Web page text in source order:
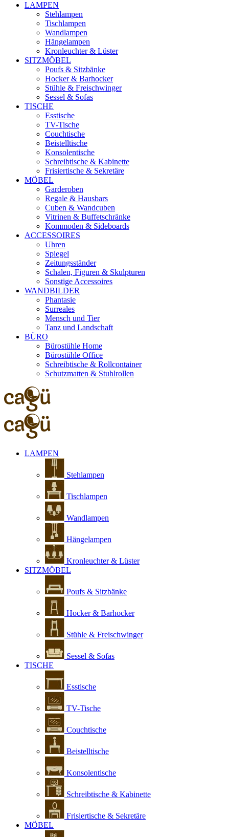
LAMPEN
Stehlampen
Tischlampen
Wandlampen
Hängelampen
Kronleuchter & Lüster
SITZMÖBEL
Poufs & Sitzbänke
Hocker & Barhocker
Stühle & Freischwinger
Sessel & Sofas
TISCHE
Esstische
TV-Tische
Couchtische
Beistelltische
Konsolentische
Schreibtische & Kabinette
Frisiertische & Sekretäre
MÖBEL
Garderoben
Regale & Hausbars
Cuben & Wandcuben
Vitrinen & Buffetschränke
Kommoden & Sideboards
ACCESSOIRES
Uhren
Spiegel
Zeitungsständer
Schalen, Figuren & Skulpturen
Sonstige Accessoires
WANDBILDER
Phantasie
Surreales
Mensch und Tier
Tanz und Landschaft
BÜRO
Bürostühle Home
Bürostühle Office
Schreibtische & Rollcontainer
Schutzmatten & Stuhlrollen
LAMPEN
Stehlampen
Tischlampen
Wandlampen
Hängelampen
Kronleuchter & Lüster
SITZMÖBEL
Poufs & Sitzbänke
Hocker & Barhocker
Stühle & Freischwinger
Sessel & Sofas
TISCHE
Esstische
TV-Tische
Couchtische
Beistelltische
Konsolentische
Schreibtische & Kabinette
Frisiertische & Sekretäre
MÖBEL